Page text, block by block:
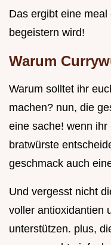
Das ergibt eine
begeistern wird!
Warum
Warum solltet ihr
machen? nun, die
eine sache! wenn
bratwürste
geschmack auch
Und vergesst nicht
voller antioxidantien
unterstützen. plus,